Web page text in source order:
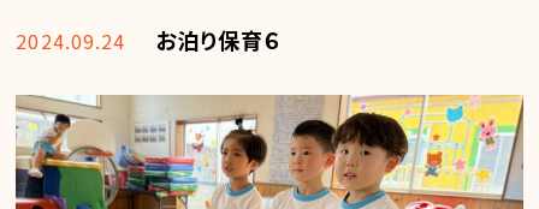
2024.09.24 お泊り保育６